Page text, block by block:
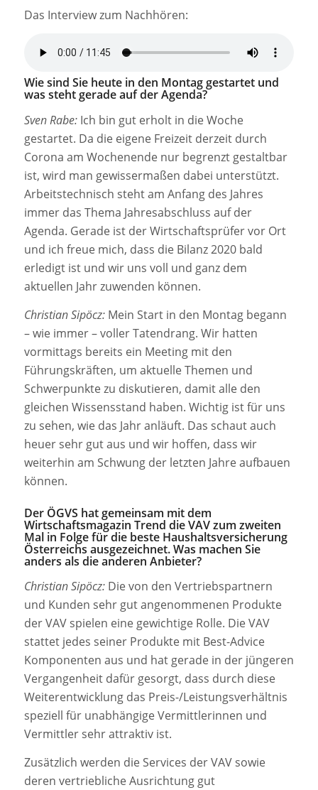
Das Interview zum Nachhören:
Wie sind Sie heute in den Montag gestartet und
was steht gerade auf der Agenda?
Sven Rabe:Ich bin gut erholt in die Woche
gestartet. Da die eigene Freizeit derzeit durch
Corona am Wochenende nur begrenzt gestaltbar
ist, wird man gewissermaßen dabei unterstützt.
Arbeitstechnisch steht am Anfang des Jahres
immer das Thema Jahresabschluss auf der
Agenda. Gerade ist der Wirtschaftsprüfer vor Ort
und ich freue mich, dass die Bilanz 2020 bald
erledigt ist und wir uns voll und ganz dem
aktuellen Jahr zuwenden können.
Christian Sipöcz:Mein Start in den Montag begann
– wie immer – voller Tatendrang. Wir hatten
vormittags bereits ein Meeting mit den
Führungskräften, um aktuelle Themen und
Schwerpunkte zu diskutieren, damit alle den
gleichen Wissensstand haben. Wichtig ist für uns
zu sehen, wie das Jahr anläuft. Das schaut auch
heuer sehr gut aus und wir hoffen, dass wir
weiterhin am Schwung der letzten Jahre aufbauen
können.
Der ÖGVS hat gemeinsam mit dem
Wirtschaftsmagazin Trend die VAV zum zweiten
Mal in Folge für die beste Haushaltsversicherung
Österreichs ausgezeichnet. Was machen Sie
anders als die anderen Anbieter?
Christian Sipöcz:Die von den Vertriebspartnern
und Kunden sehr gut angenommenen Produkte
der VAV spielen eine gewichtige Rolle. Die VAV
stattet jedes seiner Produkte mit Best-Advice
Komponenten aus und hat gerade in der jüngeren
Vergangenheit dafür gesorgt, dass durch diese
Weiterentwicklung das Preis-/Leistungsverhältnis
speziell für unabhängige Vermittlerinnen und
Vermittler sehr attraktiv ist.
Zusätzlich werden die Services der VAV sowie
deren vertriebliche Ausrichtung gut